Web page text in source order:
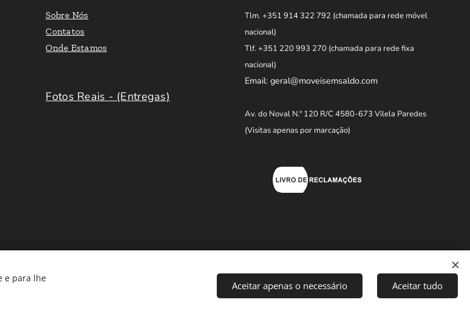
Sobre Nós
Contatos
Onde Estamos
Fotos Reais - (Entregas)
Tlm. +351 914 322 792 (chamada para rede móvel
nacional)
Tlf. +351 220 993 270 (chamada para rede fixa
nacional)
Email: geral@moveisemsaldo.com
Av. do Noval N.º 120 R/C 4580-673 Vilela Paredes
(Visitas apenas por marcação)
e para lhe
Aceitar apenas o necessário Aceitar tudo